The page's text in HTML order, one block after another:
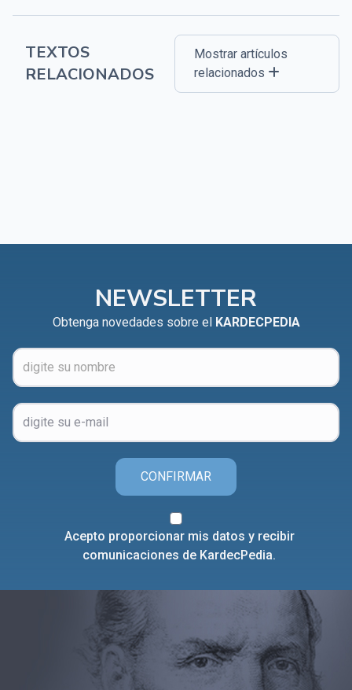
TEXTOS
RELACIONADOS
Mostrar artículos
relacionados
NEWSLETTER
Obtenga novedades sobre el KARDECPEDIA
CONFIRMAR
Acepto proporcionar mis datos y recibir
comunicaciones de KardecPedia.